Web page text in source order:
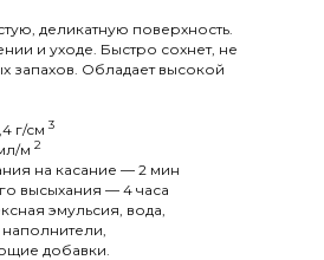
деликатную поверхность.
и уходе. Быстро сохнет, не
запахов. Обладает высокой
г/cм 3
м 2
на касание — 2 мин
высыхания — 4 часа
эмульсия, вода,
добавки.